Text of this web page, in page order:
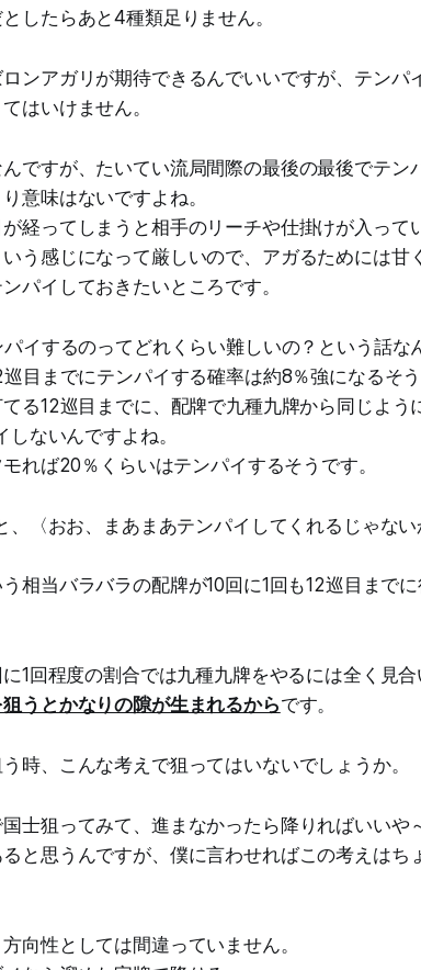
したらあと4種類足りません。
ンアガリが期待できるんでいいですが、テンパ
はいけません。
ですが、たいてい流局間際の最後の最後でテン
意味はないですよね。
経ってしまうと相手のリーチや仕掛けが入って
う感じになって厳しいので、アガるためには甘
パイしておきたいところです。
イするのってどれくらい難しいの？という話な
目までにテンパイする確率は約8％強になるそう
る12巡目までに、配牌で九種九牌から同じよう
しないんですよね。
れば20％くらいはテンパイするそうです。
、〈おお、まあまあテンパイしてくれるじゃな
相当バラバラの配牌が10回に1回も12巡目まで
1回程度の割合では九種九牌をやるには全く見合
うとかなりの隙が生まれるからです。
時、こんな考えで狙ってはいないでしょうか。
国士狙ってみて、進まなかったら降りればいいや
と思うんですが、僕に言わせればこの考えはち
向性としては間違っていません。